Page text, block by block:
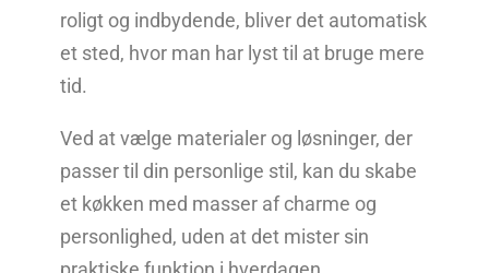
roligt og indbydende, bliver det automatisk
et sted, hvor man har lyst til at bruge mere
tid.
Ved at vælge materialer og løsninger, der
passer til din personlige stil, kan du skabe
et køkken med masser af charme og
personlighed, uden at det mister sin